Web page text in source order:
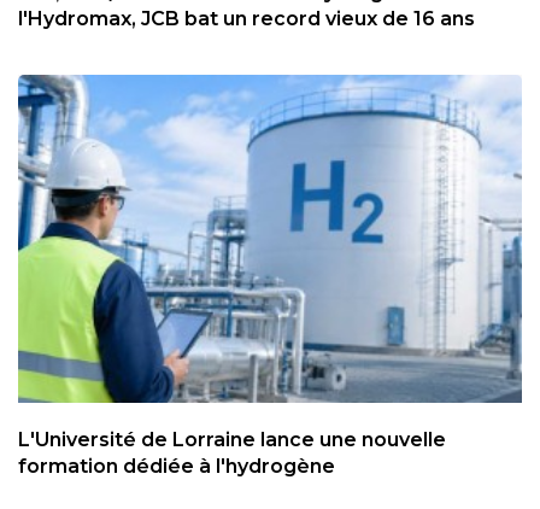
l'Hydromax, JCB bat un record vieux de 16 ans
L'Université de Lorraine lance une nouvelle
formation dédiée à l'hydrogène